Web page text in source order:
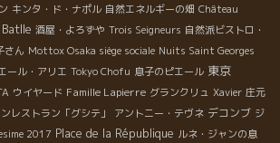
キンタ・ド・ナポル 自然エネルギーの畑 Château
酒屋・よろずや Trois Seigneurs 自然派ビストロ・
さん Mottox Osaka siège sociale Nuits Saint Georges
ール・アリエ Tokyo Chofu 息子のピエール 東京
ウイヤード Famille Lapierre グランクリュ Xavier 庄元
レストラン「グシテ」 アントニー・テヴネ デコンブ ジ
2017 Place de la République ルネ・ジャンの息